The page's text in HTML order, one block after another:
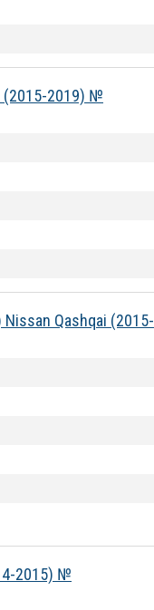
(2015-2019) №
Qashqai (2015-
2015) №